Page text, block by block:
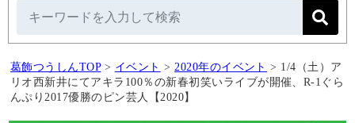
葛飾つうしんTOP > イベント > 2020年のイベント > 1/4（土）ア
リオ西新井にてアキラ100％の新春初笑いライブが開催、R-1ぐら
んぷり2017優勝のピン芸人【2020】